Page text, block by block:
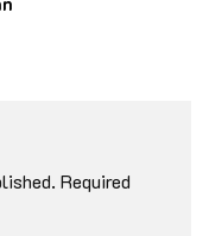
Required